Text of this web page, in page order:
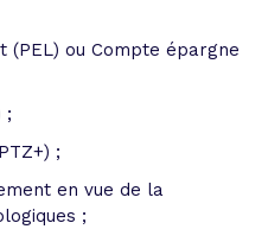
ou Compte épargne
;
;
en vue de la
;